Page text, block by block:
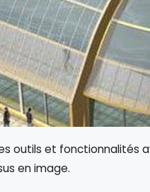
outils et fonctionnalités
en image.